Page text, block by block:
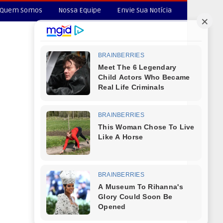
Quem Somos Nossa Equipe Envie Sua Notícia